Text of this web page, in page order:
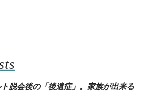
ト脱会後の「後遺症」。家族が出来る